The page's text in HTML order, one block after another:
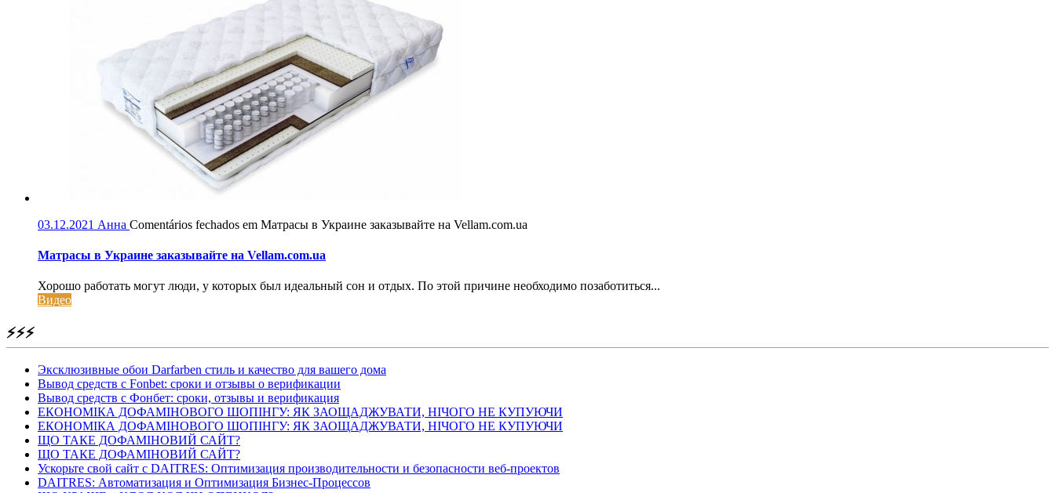
03.12.2021 Анна Comentários fechados em Матрасы в Украине заказывайте на Vellam.com.ua
Матрасы в Украине заказывайте на Vellam.com.ua
Хорошо работать могут люди, у которых был идеальный сон и отдых. По этой причине необходимо позаботиться...
Видео
⚡⚡⚡
Эксклюзивные обои Darfarben стиль и качество для вашего дома
Вывод средств с Fonbet: сроки и отзывы о верификации
Вывод средств с Фонбет: сроки, отзывы и верификация
ЕКОНОМІКА ДОФАМІНОВОГО ШОПІНГУ: ЯК ЗАОЩАДЖУВАТИ, НІЧОГО НЕ КУПУЮЧИ
ЕКОНОМІКА ДОФАМІНОВОГО ШОПІНГУ: ЯК ЗАОЩАДЖУВАТИ, НІЧОГО НЕ КУПУЮЧИ
ЩО ТАКЕ ДОФАМІНОВИЙ САЙТ?
ЩО ТАКЕ ДОФАМІНОВИЙ САЙТ?
Ускорьте свой сайт с DAITRES: Оптимизация производительности и безопасности веб-проектов
DAITRES: Автоматизация и Оптимизация Бизнес-Процессов